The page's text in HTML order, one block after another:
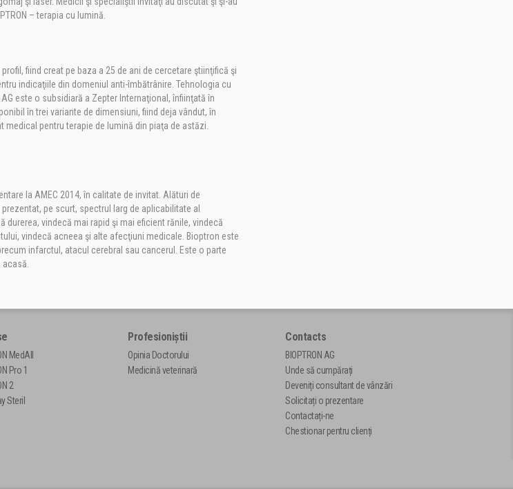
– terapia cu lumină.
fiind creat pe baza a 25 de ani de cercetare ştiinţifică şi
indicaţiile din domeniul anti-îmbătrânire. Tehnologia cu
este o subsidiară a Zepter Internaţional, înfiinţată în
în trei variante de dimensiuni, fiind deja vândut, în
pentru terapie de lumină din piaţa de astăzi.
la AMEC 2014, în calitate de invitat. Alături de
pe scurt, spectrul larg de aplicabilitate al
durerea, vindecă mai rapid şi mai eficient rănile, vindecă
vindecă acneea şi alte afecţiuni medicale. Bioptron este
infarctul, atacul cerebral sau cancerul. Este o parte
MedAll
Pro 1
2
Steril
Profesioniștii
Opinia Doctorului
Medicină veterinară
Contacts
BIOPTRON AG
Unde să cumpărați
Deveniți consultant de vânzări
Solicitați o prezentare
Contactați-ne
Chestionar pentru clienți